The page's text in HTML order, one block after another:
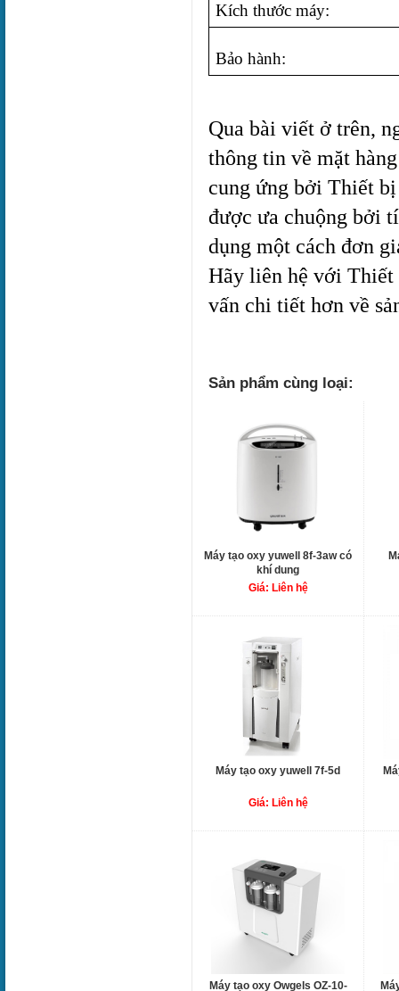
Kích thước máy:
Bảo hành:
Qua bài viết ở trên,
thông tin về mặt
cung ứng bởi Thiết
được ưa chuộng bởi
dụng một cách đơn
Hãy liên hệ với
vấn chi tiết hơn về
Sản phẩm cùng loại:
Máy tạo oxy yuwell 8f-3aw có
khí dung
Giá: Liên hệ
Máy tạo oxy yuwell 7f-5d
Giá: Liên hệ
Máy tạo oxy Owgels OZ-10-